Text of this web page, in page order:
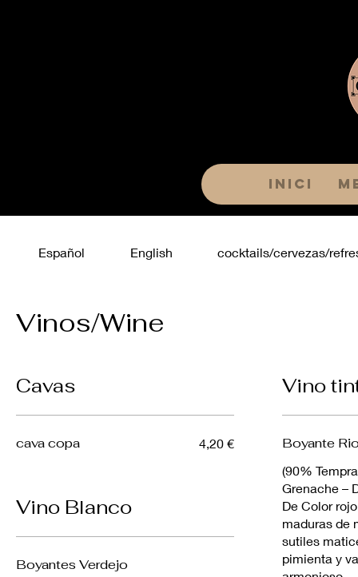
Inici
Español English cocktails/cervezas/
Vinos/Wine
Cavas
cava copa 4,20 €
Vino Blanco
Boyantes Verdejo
Vino
Boyante
(90%
Grenache –
De Color
maduras de
sutiles
pimienta y